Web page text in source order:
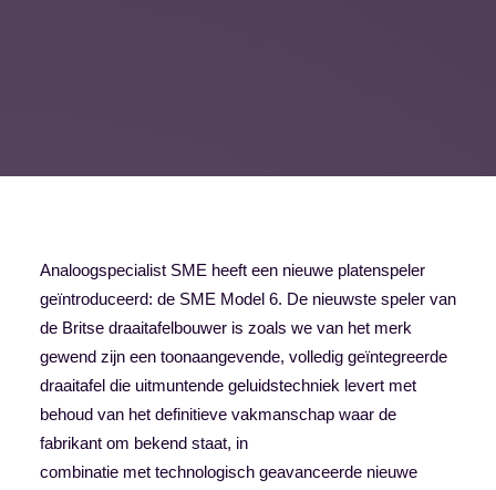
Analoogspecialist SME heeft een nieuwe platenspeler
geïntroduceerd: de SME Model 6. De nieuwste speler van
de Britse draaitafelbouwer is zoals we van het merk
gewend zijn een toonaangevende, volledig geïntegreerde
draaitafel die uitmuntende geluidstechniek levert met
behoud van het definitieve vakmanschap waar de
fabrikant om bekend staat, in
combinatie met technologisch geavanceerde nieuwe